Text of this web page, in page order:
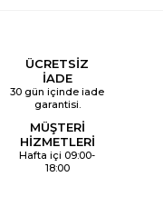
ÜCRETSİZ
İADE
30 gün içinde iade
garantisi.
MÜŞTERİ
HİZMETLERİ
Hafta içi 09:00-
18:00